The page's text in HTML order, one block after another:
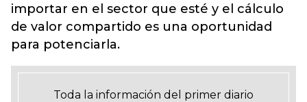
importar en el sector que esté y el cálculo
de valor compartido es una oportunidad
para potenciarla.
Toda la información del primer diario